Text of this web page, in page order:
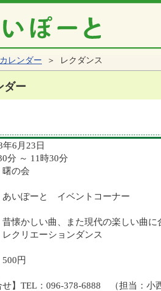
レンダー ＞ レクダンス
ダー
年6月23日
分 ～ 11時30分
曙の会
あいぽーと イベントコーナー
懐かしい曲、また現代の楽しい曲
ーションダンス
500円
せ】TEL：096-378-6888 （担当：小